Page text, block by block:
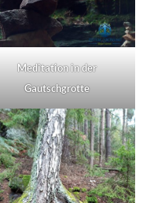
Meditation in der
Gautschgrotte